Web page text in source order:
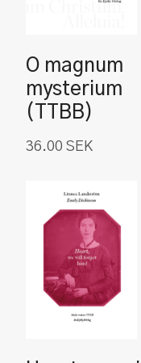
O magnum
mysterium
(TTBB)
36.00 SEK